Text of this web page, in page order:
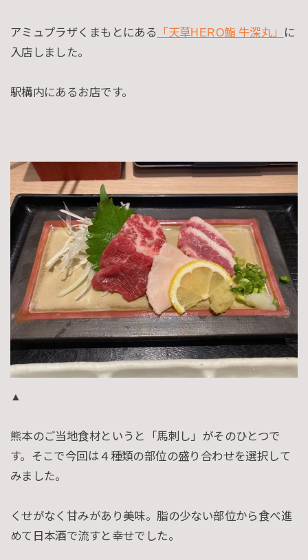
アミュプラザくまもとにある 「天草HERO鮨 牛深丸」
に
入店しました。
駅構内にあるお店です。
▲
熊本のご当地食材というと「馬刺し」がそのひとつで
す。そこで今回は４種類の部位の盛り合わせを選択して
みました。
くせがなく甘みがあり美味。脂の少ない部位から食べ進
めて日本酒で流すと幸せでした。